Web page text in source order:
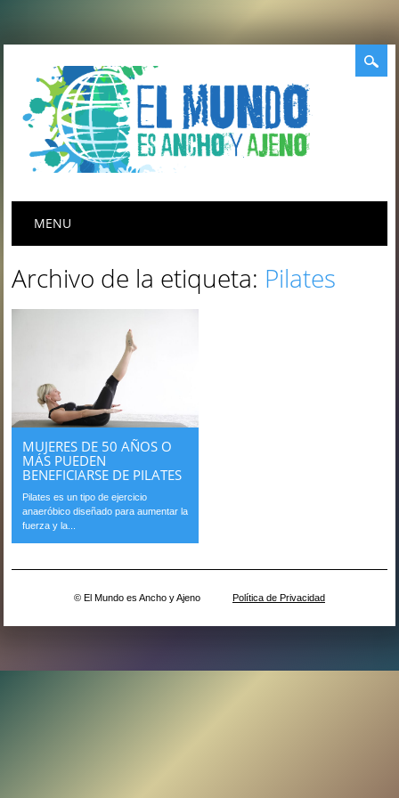
Menú principal
MENU
Archivo de la etiqueta: Pilates
MUJERES DE 50 AÑOS O
MÁS PUEDEN
BENEFICIARSE DE PILATES
Pilates es un tipo de ejercicio
anaeróbico diseñado para aumentar la
fuerza y ​​la...
© El Mundo es Ancho y Ajeno Política de Privacidad